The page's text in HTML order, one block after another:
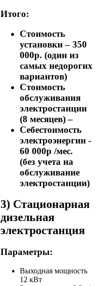
Итого:
Стоимость
установки – 350
000р. (один из
самых недорогих
вариантов)
Стоимость
обслуживания
электростанции
(8 месяцев) –
Себестоимость
электроэнергии -
60 000р /мес.
(без учета на
обслуживание
электростанции)
3) Стационарная
дизельная
электростанция
Параметры:
Выходная мощность
12 кВт